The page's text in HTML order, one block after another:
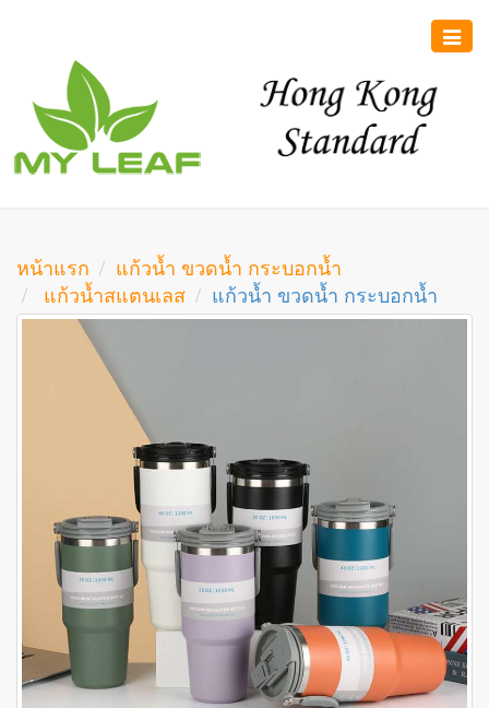
Toggle
หน้าแรก
แก้วน้ำ ขวดน้ำ กระบอกน้ำ
แก้วน้ำสแตนเลส
แก้วน้ำ ขวดน้ำ กระบอกน้ำ